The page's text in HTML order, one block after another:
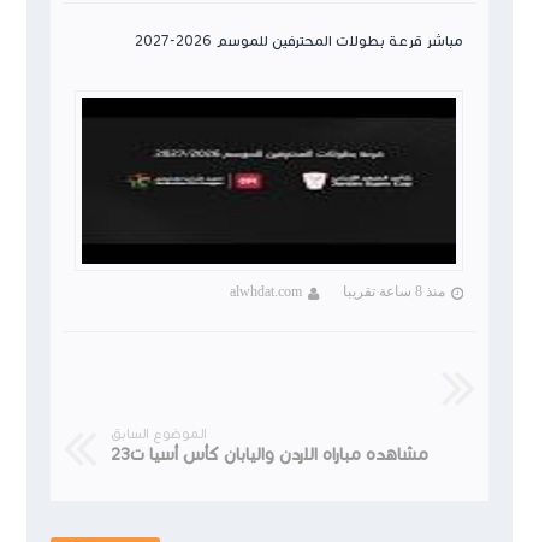
مباشر قرعة بطولات المحترفين للموسم 2026-2027
منذ 8 ساعة تقريبا alwhdat.com
الموضوع السابق
مشاهده مباراه الاردن واليابان كأس أسيا ت23